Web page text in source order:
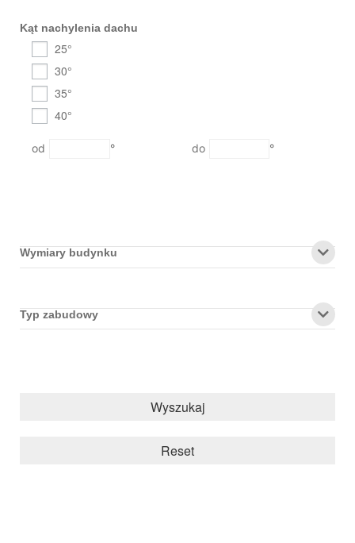
Kąt nachylenia dachu
25°
30°
35°
40°
° °
Wymiary budynku
Typ zabudowy
Wyszukaj
Reset